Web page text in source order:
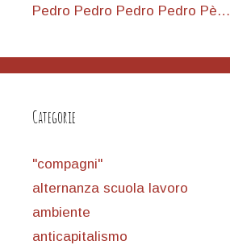
Pedro Pedro Pedro Pedro Pè…
Categorie
"compagni"
alternanza scuola lavoro
ambiente
anticapitalismo